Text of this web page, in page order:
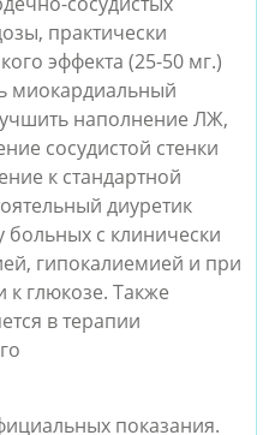
практически
эффекта (25-50 мг.)
миокардиальный
наполнение ЛЖ,
сосудистой стенки
к стандартной
диуретик
с клинически
гипокалиемией и при
к глюкозе. Также
в терапии
показания.